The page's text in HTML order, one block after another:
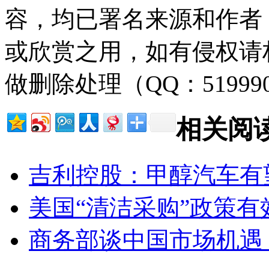
容，均已署名来源和作
或欣赏之用，如有侵权
做删除处理（QQ：
相关阅
吉利控股：甲醇汽车
美国“清洁采购”政策
商务部谈中国市场机